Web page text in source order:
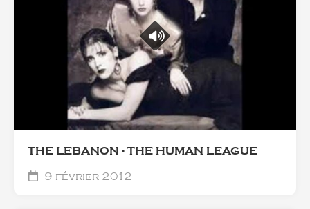
THE LEBANON - THE HUMAN LEAGUE
9 février 2012